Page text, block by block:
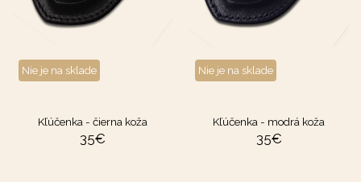
Nie je na sklade
Kľúčenka - čierna koža
35€
Nie je na sklade
Kľúčenka - modrá koža
35€